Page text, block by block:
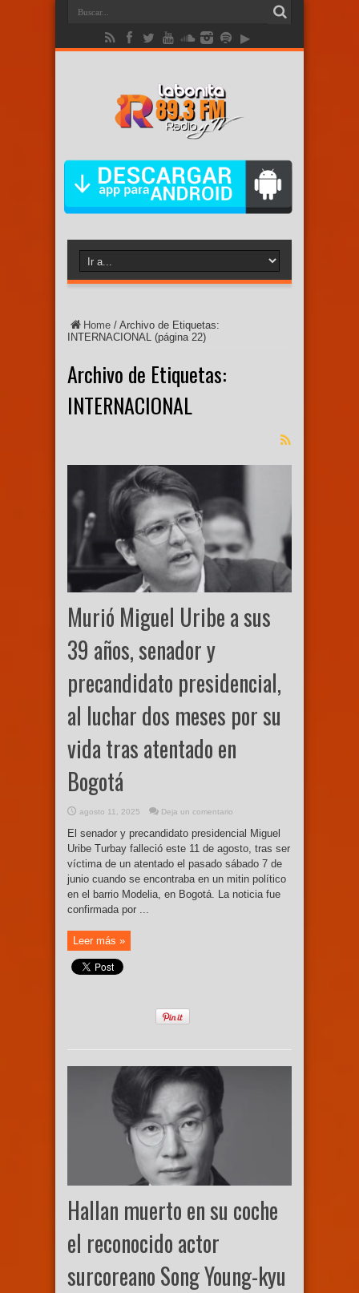
Home / Archivo de Etiquetas:
INTERNACIONAL (página 22)
Archivo de Etiquetas:
INTERNACIONAL
Murió Miguel Uribe a sus
39 años, senador y
precandidato presidencial,
al luchar dos meses por su
vida tras atentado en
Bogotá
agosto 11, 2025 Deja un comentario
El senador y precandidato presidencial Miguel
Uribe Turbay falleció este 11 de agosto, tras ser
víctima de un atentado el pasado sábado 7 de
junio cuando se encontraba en un mitin político
en el barrio Modelia, en Bogotá. La noticia fue
confirmada por ...
Leer más »
Hallan muerto en su coche
el reconocido actor
surcoreano Song Young-kyu